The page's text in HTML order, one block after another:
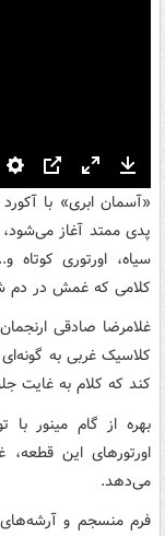
Settings
PIP Enter
fullscreen
«آسمان ابری» با
پدی ممتد آغاز
سیاه، اورتوری
کلامی که غمش در دم
غلامرضا صادقی
کلاسیک غربی به
کند که کلام به غایت
بهره از گام مینور
اورتورهای این
می‌دهد.
فرم منسجم و